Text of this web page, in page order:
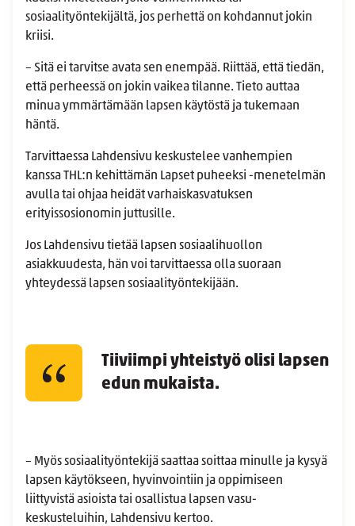
sosiaalityöntekijältä, jos perhettä on kohdannut jokin
kriisi.
– Sitä ei tarvitse avata sen enempää. Riittää, että tiedän,
että perheessä on jokin vaikea tilanne. Tieto auttaa
minua ymmärtämään lapsen käytöstä ja tukemaan
häntä.
Tarvittaessa Lahdensivu keskustelee vanhempien
kanssa THL:n kehittämän Lapset puheeksi -menetelmän
avulla tai ohjaa heidät varhaiskasvatuksen
erityissosionomin juttusille.
Jos Lahdensivu tietää lapsen sosiaalihuollon
asiakkuudesta, hän voi tarvittaessa olla suoraan
yhteydessä lapsen sosiaalityöntekijään.
Tiiviimpi yhteistyö olisi lapsen
edun mukaista.
– Myös sosiaalityöntekijä saattaa soittaa minulle ja kysyä
lapsen käytökseen, hyvinvointiin ja oppimiseen
liittyvistä asioista tai osallistua lapsen vasu-
keskusteluihin, Lahdensivu kertoo.